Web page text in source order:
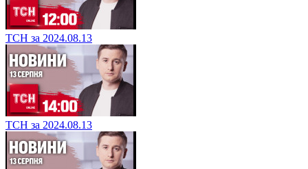
ТСН за 2024.08.13
ТСН за 2024.08.13